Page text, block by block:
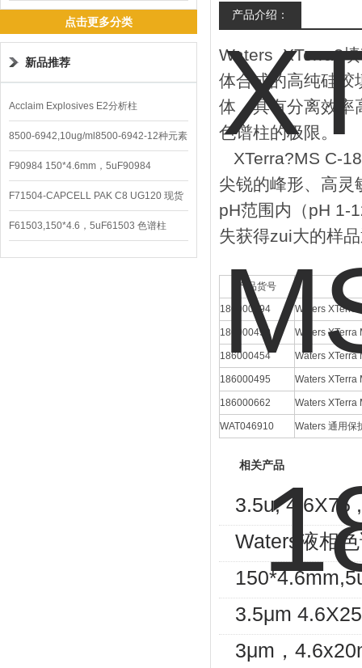
点击更多分类
新品推荐
Acclaim Explosives E2分析柱
8500-6942,10ug/ml8500-6942-12种元素
混合校准液
F90984 150*4.6mm，5uF90984
CAPCELL PAK C8 DD （S-5）
F71504-CAPCELL PAK C8 UG120 现货
3600/支
F61503,150*4.6，5uF61503 色谱柱
CAPCELL PAK C18 UG120
产品介绍：
Waters XTerra?
体合成的高纯硅胶
体，具有分离效率
色谱柱的极限。
XTerra?MS C-
尖锐的峰形、高灵
pH范围内（pH 1-
失获得zui大的样
产品货号
186000494
Waters XTerra
186000490 Waters XTerra
186000454 Waters XTerra
186000495 Waters XTerra
186000662 Waters XTerra
WAT046910 Waters 通用保
相关产品
3.5u, 4.6X75
Waters液相
3.5μm
3μm，